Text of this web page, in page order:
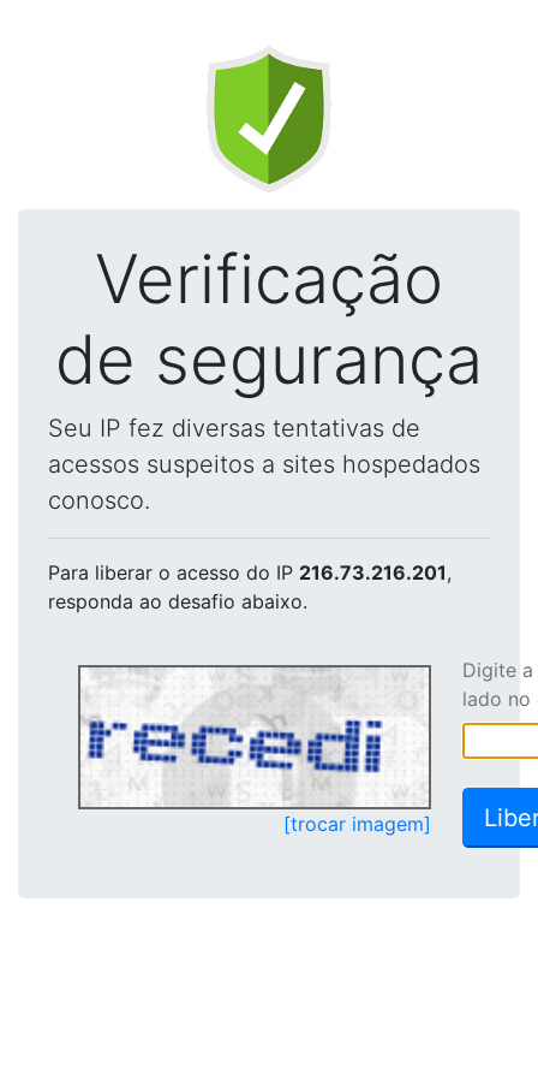
Verificação
de segurança
Seu IP fez diversas tentativas de
acessos suspeitos a sites hospedados
conosco.
Para liberar o acesso do IP 216.73.216.201,
responda ao desafio abaixo.
[trocar imagem]
Digite
lado no